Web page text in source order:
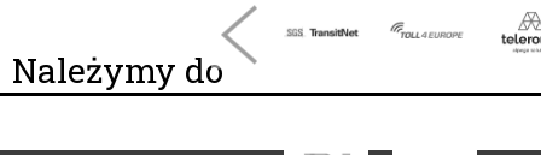
Należymy do